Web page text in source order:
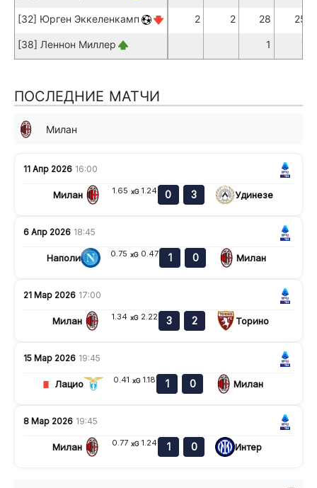
[32] Юрген Эккеленкамп 2 2 28 25
[38] Леннон Миллер 1
ПОСЛЕДНИЕ МАТЧИ
Милан
11 Апр 2026 16:00
Милан 1.65 xG 1.24 0 3 Удинезе
6 Апр 2026 18:45
Наполи 0.75 xG 0.47 1 0 Милан
21 Мар 2026 17:00
Милан 1.34 xG 2.22 3 2 Торино
15 Мар 2026 19:45
Лацио 0.41 xG 1.18 1 0 Милан
8 Мар 2026 19:45
Милан 0.77 xG 1.24 1 0 Интер